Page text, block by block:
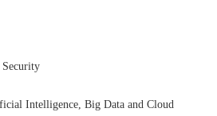
Intelligence, Big Data and Cloud